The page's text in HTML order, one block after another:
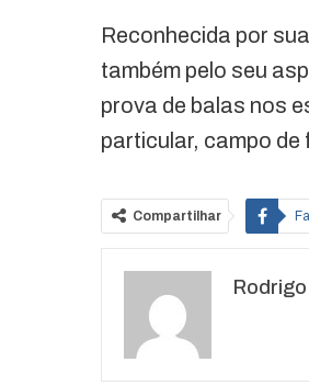
Reconhecida por
também pelo seu
prova de balas nos
particular, campo de
Compartilhar